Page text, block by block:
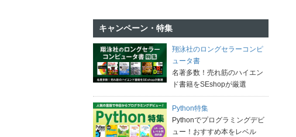
キャンペーン・特集
翔泳社のロングセラーコンピ
ュータ書
名著多数！売れ筋のハイエン
ド書籍をSEshopが厳選
Python特集
Pythonでプログラミングデビ
ュー！おすすめ本をレベル